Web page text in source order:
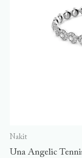
Nakit
Una Angelic